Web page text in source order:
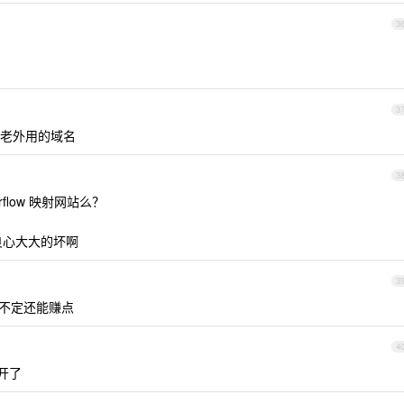
36
37
外用的域名
38
映射网站么？
大大的坏啊
39
定还能赚点
40
了